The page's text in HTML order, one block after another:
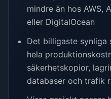
mindre än hos AWS,
eller DigitalOcean
Det billigaste synliga
hela
säkerhetskopior,
databaser och trafik